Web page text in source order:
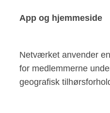
App og hjemmeside
Netværket anvender
for medlemmerne
geografisk